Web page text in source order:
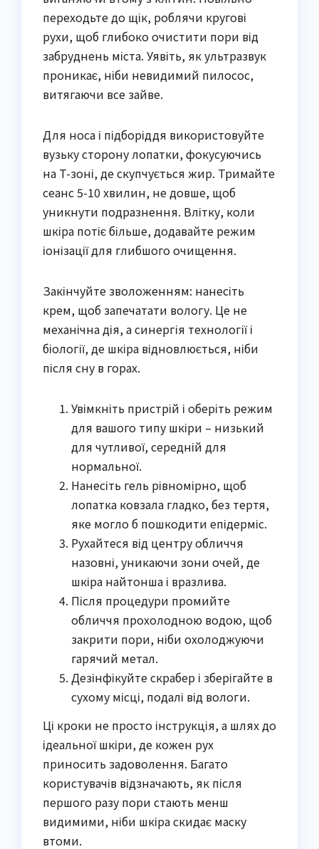
переходьте до щік, роблячи кругові
рухи, щоб глибоко очистити пори від
забруднень міста. Уявіть, як ультразвук
проникає, ніби невидимий пилосос,
витягаючи все зайве.
Для носа і підборіддя використовуйте
вузьку сторону лопатки, фокусуючись
на T-зоні, де скупчується жир. Тримайте
сеанс 5-10 хвилин, не довше, щоб
уникнути подразнення. Влітку, коли
шкіра потіє більше, додавайте режим
іонізації для глибшого очищення.
Закінчуйте зволоженням: нанесіть
крем, щоб запечатати вологу. Це не
механічна дія, а синергія технології і
біології, де шкіра відновлюється, ніби
після сну в горах.
Увімкніть пристрій і оберіть режим
для вашого типу шкіри – низький
для чутливої, середній для
нормальної.
Нанесіть гель рівномірно, щоб
лопатка ковзала гладко, без тертя,
яке могло б пошкодити епідерміс.
Рухайтеся від центру обличчя
назовні, уникаючи зони очей, де
шкіра найтонша і вразлива.
Після процедури промийте
обличчя прохолодною водою, щоб
закрити пори, ніби охолоджуючи
гарячий метал.
Дезінфікуйте скрабер і зберігайте в
сухому місці, подалі від вологи.
Ці кроки не просто інструкція, а шлях до
ідеальної шкіри, де кожен рух
приносить задоволення. Багато
користувачів відзначають, як після
першого разу пори стають менш
видимими, ніби шкіра скидає маску
втоми.